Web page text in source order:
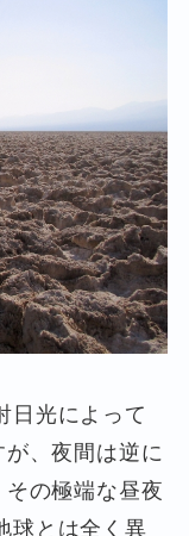
日光によって
、夜間は逆に
の極端な昼夜
球とは全く異